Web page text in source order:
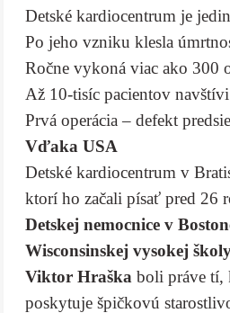
Detské kardiocentrum je
Po jeho vzniku klesla
Ročne vykoná viac ako 300
Až 10-tisíc pacientov
Prvá operácia – defekt
Vďaka USA
Detské kardiocentrum v
ktorí ho začali písať pred 26
Detskej nemocnice v
Wisconsinskej vysokej
Viktor Hraška boli práve tí,
poskytuje špičkovú